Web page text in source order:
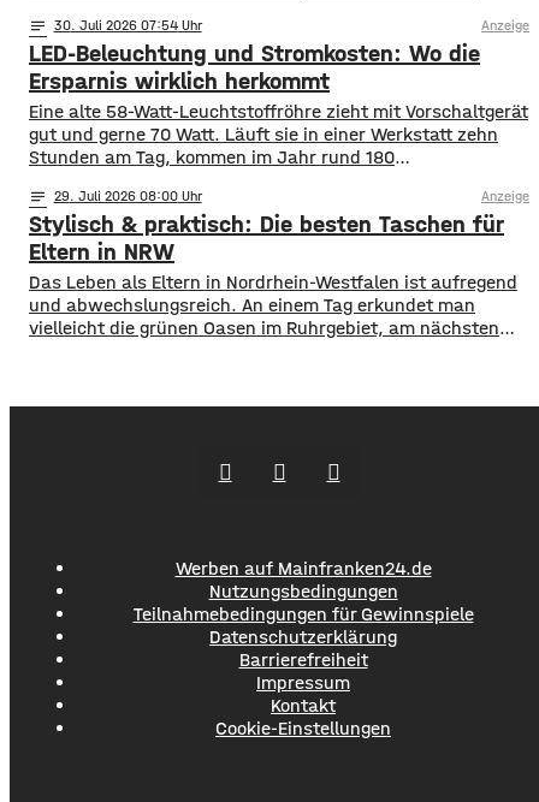
viele Insektenarten unter Druck: Versiegelte Flächen, sehr
aufgeräumte Beete und weniger heimische Blühpflanzen
nehmen ihnen Nistplätze und Rückzugsräume. Ein
Insektenhotel in Mainfranken ist keine Wunderlösung, kann
notes 30. Juli 2026 07:54 Anzeige
LED-Beleuchtung und Stromkosten: Wo die
Ersparnis wirklich herkommt
Eine alte 58-Watt-Leuchtstoffröhre zieht mit Vorschaltgerät
gut und gerne 70 Watt. Läuft sie in einer Werkstatt zehn
Stunden am Tag, kommen im Jahr rund 180
Leuchten sind das über 7.000 Kilowattstunden – nur fürs
Licht. Die Rechnung ist einfacher als ihr Ruf Man braucht
dafür keine Software. Leistung in
notes 29. Juli 2026 08:00 Anzeige
Stylisch & praktisch: Die besten Taschen für
Eltern in NRW
Das Leben als Eltern in Nordrhein-Westfalen ist aufregend
und abwechslungsreich. An einem Tag erkundet man
vielleicht die grünen Oasen im Ruhrgebiet, am nächsten
Werben auf Mainfranken24.de
Nutzungsbedingungen
Teilnahmebedingungen für Gewinnspiele
Datenschutzerklärung
Barrierefreiheit
Impressum
Kontakt
Cookie-Einstellungen